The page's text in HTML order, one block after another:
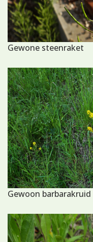
Gewone steenraket
Gewoon barbarakruid